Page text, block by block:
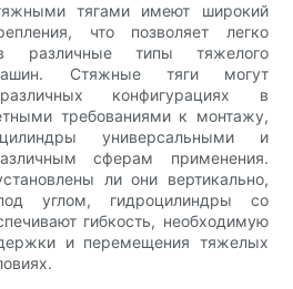
тягами имеют широкий
что позволяет легко
различные типы тяжелого
Стяжные тяги могут
конфигурациях в
требованиями к монтажу,
универсальными и
сферам применения.
ли они вертикально,
углом, гидроцилиндры со
гибкость, необходимую
и перемещения тяжелых